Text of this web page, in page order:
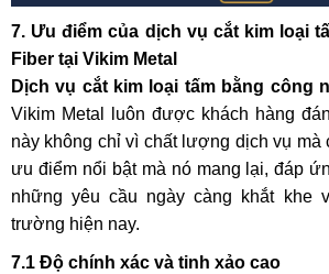
7. Ưu điểm của dịch vụ cắt kim loại
Fiber tại Vikim Metal
Dịch vụ cắt kim loại tấm bằng công
Vikim Metal luôn được khách hàng
này không chỉ vì chất lượng dịch vụ mà
ưu điểm nổi bật mà nó mang lại, đáp
những yêu cầu ngày càng khắt khe
trường hiện nay.
7.1 Độ chính xác và tinh xảo cao